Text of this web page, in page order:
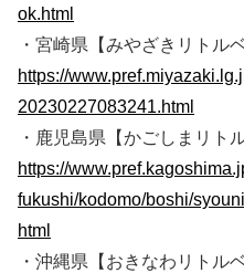
ok.html
・宮崎県【みやざきリトル
https://
20230227083241.html
・鹿児島県【かごしまリト
https://
fukushi/kodomo/boshi/
html
・沖縄県【おきなわリトル